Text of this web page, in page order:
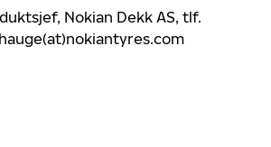
Nokian Dekk AS, tlf.